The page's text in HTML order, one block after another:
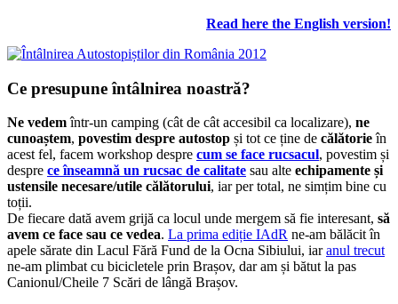
Read here the English version!
Ce presupune întâlnirea noastră?
Ne vedemîntr-un camping (cât de cât accesibil ca localizare), ne
cunoaștem, povestim despre autostop și tot ce ține de călătorieîn
acest fel, facem workshop despre cum se face rucsacul, povestim și
despre ce înseamnă un rucsac de calitate sau alte echipamente și
ustensile necesare/utile călătorului, iar per total, ne simțim bine cu
toții.
De fiecare dată avem grijă ca locul unde mergem să fie interesant, să
avem ce face sau ce vedea. La prima ediție IAdR ne-am bălăcit în
apele sărate din Lacul Fără Fund de la Ocna Sibiului, iaranul trecut
ne-am plimbat cu bicicletele prin Brașov, dar am și bătut la pas
Canionul/Cheile 7 Scări de lângă Brașov.